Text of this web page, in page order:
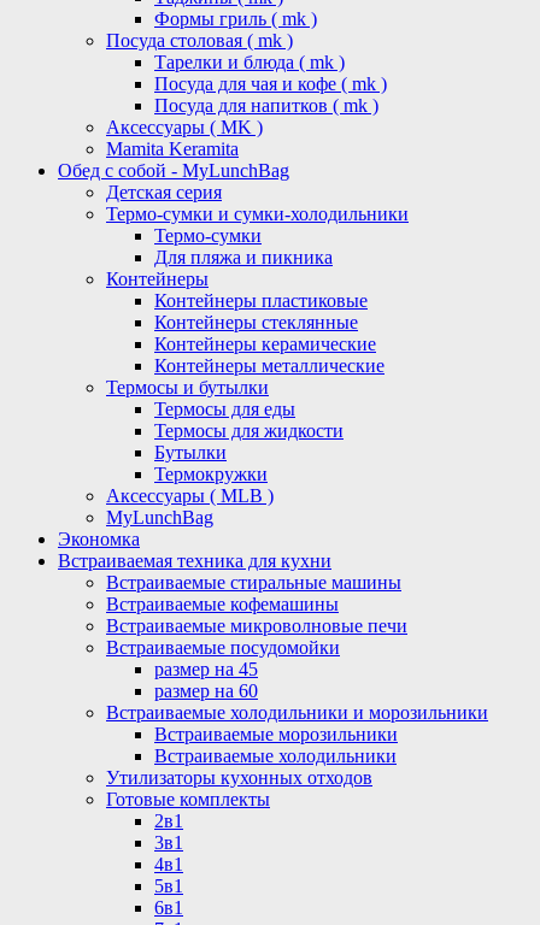
Формы гриль ( mk )
Посуда столовая ( mk )
Тарелки и блюда ( mk )
Посуда для чая и кофе ( mk )
Посуда для напитков ( mk )
Аксессуары ( MK )
Mamita Keramita
Обед с собой - MyLunchBag
Детская серия
Термо-сумки и сумки-холодильники
Термо-сумки
Для пляжа и пикника
Контейнеры
Контейнеры пластиковые
Контейнеры стеклянные
Контейнеры керамические
Контейнеры металлические
Термосы и бутылки
Термосы для еды
Термосы для жидкости
Бутылки
Термокружки
Аксессуары ( MLB )
MyLunchBag
Экономка
Встраиваемая техника для кухни
Встраиваемые стиральные машины
Встраиваемые кофемашины
Встраиваемые микроволновые печи
Встраиваемые посудомойки
размер на 45
размер на 60
Встраиваемые холодильники и морозильники
Встраиваемые морозильники
Встраиваемые холодильники
Утилизаторы кухонных отходов
Готовые комплекты
2в1
3в1
4в1
5в1
6в1